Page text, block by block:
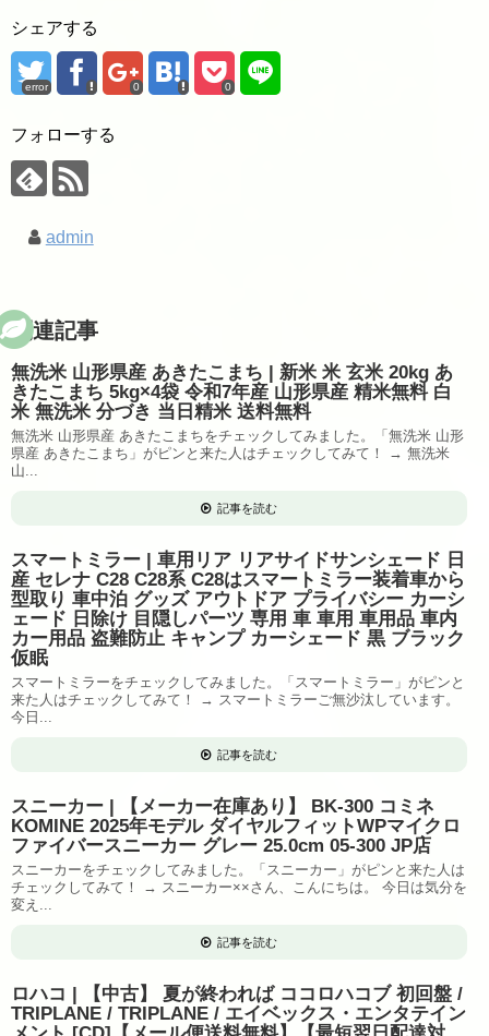
シェアする
error 0 0
フォローする
admin
関連記事
無洗米 山形県産 あきたこまち | 新米 米 玄米 20kg あ
きたこまち 5kg×4袋 令和7年産 山形県産 精米無料 白
米 無洗米 分づき 当日精米 送料無料
無洗米 山形県産 あきたこまちをチェックしてみました。「無洗米 山形
県産 あきたこまち」がピンと来た人はチェックしてみて！ → 無洗米
山...
記事を読む
スマートミラー | 車用リア リアサイドサンシェード 日
産 セレナ C28 C28系 C28はスマートミラー装着車から
型取り 車中泊 グッズ アウトドア プライバシー カーシ
ェード 日除け 目隠しパーツ 専用 車 車用 車用品 車内
カー用品 盗難防止 キャンプ カーシェード 黒 ブラック
仮眠
スマートミラーをチェックしてみました。「スマートミラー」がピンと
来た人はチェックしてみて！ → スマートミラーご無沙汰しています。
今日...
記事を読む
スニーカー | 【メーカー在庫あり】 BK-300 コミネ
KOMINE 2025年モデル ダイヤルフィットWPマイクロ
ファイバースニーカー グレー 25.0cm 05-300 JP店
スニーカーをチェックしてみました。「スニーカー」がピンと来た人は
チェックしてみて！ → スニーカー××さん、こんにちは。 今日は気分を
変え...
記事を読む
ロハコ | 【中古】 夏が終われば ココロハコブ 初回盤 /
TRIPLANE / TRIPLANE / エイベックス・エンタテイン